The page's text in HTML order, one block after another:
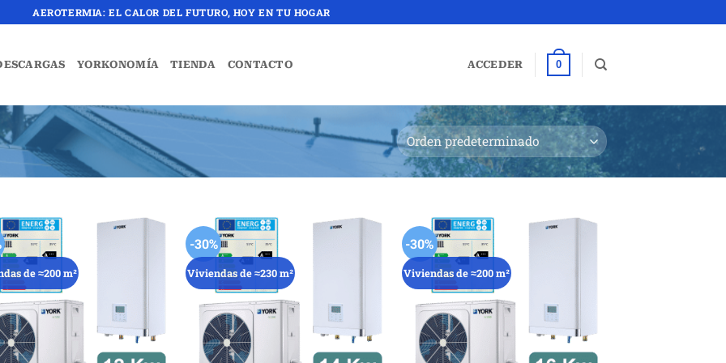
AEROTERMIA: EL CALOR DEL FUTURO, HOY EN TU HOGAR
YORKONOMÍA TIENDA CONTACTO ACCEDER 0
de ≈200 m²
-30%
Viviendas de ≈230 m²
-30%
Viviendas de ≈200 m²